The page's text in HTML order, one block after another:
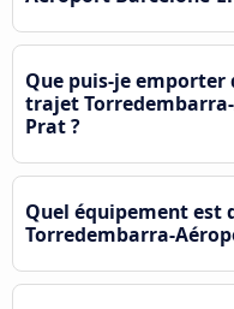
Que puis-je emporter
trajet
Prat ?
Quel équipement
Torredembarra-